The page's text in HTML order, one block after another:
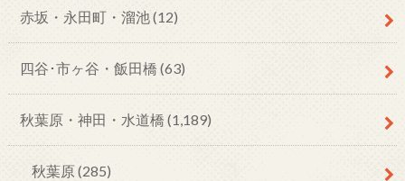
赤坂・永田町・溜池(12)
四谷･市ヶ谷・飯田橋 (63)
秋葉原・神田・水道橋 (1,189)
秋葉原(285)